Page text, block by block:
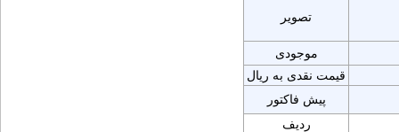
تصویر
موجودی
قیمت نقدی به ریال
پیش فاکتور
ردیف